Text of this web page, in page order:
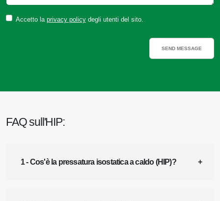
Accetto la privacy policydegli utenti del sito.
FAQ sull'HIP:
1 - Cos'è la pressatura isostatica a caldo (HIP)?